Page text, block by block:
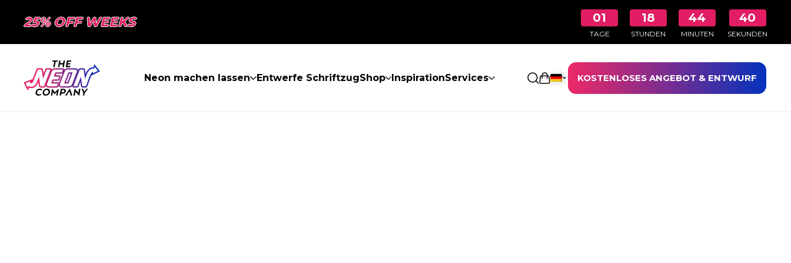
25% OFF WEEKS 01
TAGE
18
STUNDEN
44
MINUTEN
39
SEKUNDEN
Neon machen lassen Entwerfe SchriftzugShop InspirationServices Einkaufswagen öffnen
KOSTENLOSES ANGEBOT & ENTWURF